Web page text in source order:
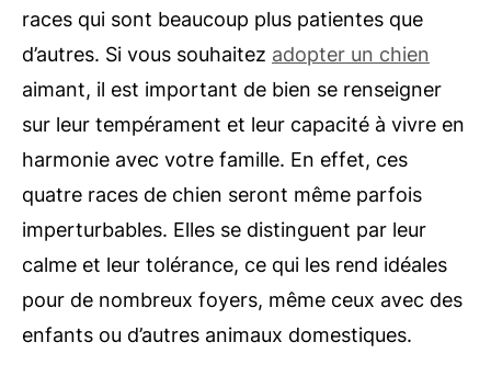
races qui sont beaucoup plus patientes que
d’autres. Si vous souhaitez adopter un chien
aimant, il est important de bien se renseigner
sur leur tempérament et leur capacité à vivre en
harmonie avec votre famille. En effet, ces
quatre races de chien seront même parfois
imperturbables. Elles se distinguent par leur
calme et leur tolérance, ce qui les rend idéales
pour de nombreux foyers, même ceux avec des
enfants ou d’autres animaux domestiques.